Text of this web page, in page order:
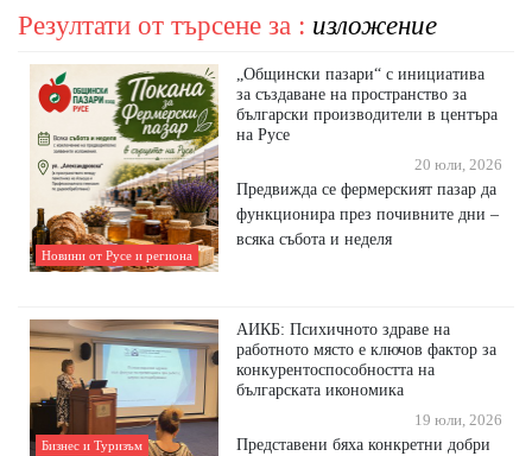
Резултати от търсене за : изложение
Новини от Русе и региона
„Общински пазари“ с инициатива
за създаване на пространство за
български производители в центъра
на Русе
20 юли, 2026
Предвижда се фермерският пазар да
функционира през почивните дни –
всяка събота и неделя
Бизнес и Туризъм
АИКБ: Психичното здраве на
работното място е ключов фактор за
конкурентоспособността на
българската икономика
19 юли, 2026
Представени бяха конкретни добри